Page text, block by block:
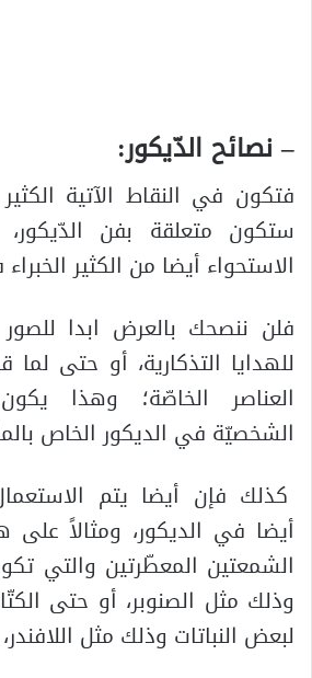
– نصائح الدّيكور:
فتكون في النقاط الآتية
ستكون متعلقة بفن
الاستحواء أيضا من الكثير
فلن ننصحك بالعرض ابدا للصور
للهدايا التذكارية، أو حتى
العناصر الخاصّة؛ وهذا
الشخصيّة في الديكور الخاص
كذلك فإن أيضا يتم
أيضا في الديكور، ومثالاً
الشمعتين المعطّرتين والتي
وذلك مثل الصنوبر، أو حتى
لبعض النباتات وذلك مثل